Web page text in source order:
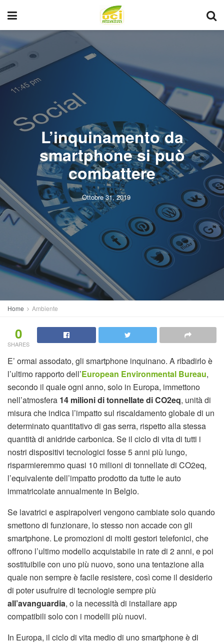
L’inquinamento da
smartphone si può
combattere
Ottobre 31, 2019
Home Ambiente
0
SHARES
E’ ormai assodato, gli smartphone inquinano. A ribadirlo è
l’ultimo rapporto dell’European Environmental Bureau,
secondo il quale ogni anno, solo in Europa, immettono
nell’atmosfera 14 milioni di tonnellate di CO2eq, unità di
misura che indica l’impatto sul riscaldamento globale di un
determinato quantitativo di gas serra, rispetto alla stessa
quantità di anidride carbonica. Se il ciclo di vita di tutti i
nostri dispositivi tecnologici fosse 5 anni più lungo,
risparmieremmo quasi 10 milioni di tonnellate di CO2eq,
l’equivalente dell’impatto prodotto da tutte le auto
immatricolate annualmente in Belgio.
Se lavatrici e aspirapolveri vengono cambiate solo quando
smettono di funzionare, lo stesso non accade con gli
smartphone. Le promozioni di molti gestori telefonici, che
offrono l’ultimo modello acquistabile in rate di 2 anni, e poi
sostituibile con uno più nuovo, sono una tentazione alla
quale non sempre è facile resistere, così come il desiderio
di poter usufruire di tecnologie sempre più
all’avanguardia, o la necessità di installare app
compatibili solo con i modelli più nuovi.
In Europa, il ciclo di vita medio di uno smartphone è di